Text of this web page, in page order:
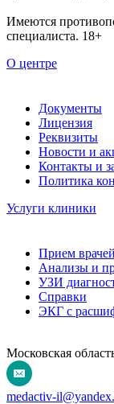
Имеются
специалиста. 18+
О центре
Документы
Лицензия
Реквизиты
Новости и
Контакты и
Политика
Услуги клиники
Прием врачей
Анализы и
УЗИ
Справки
ЭКГ с
Московская
medactiv-